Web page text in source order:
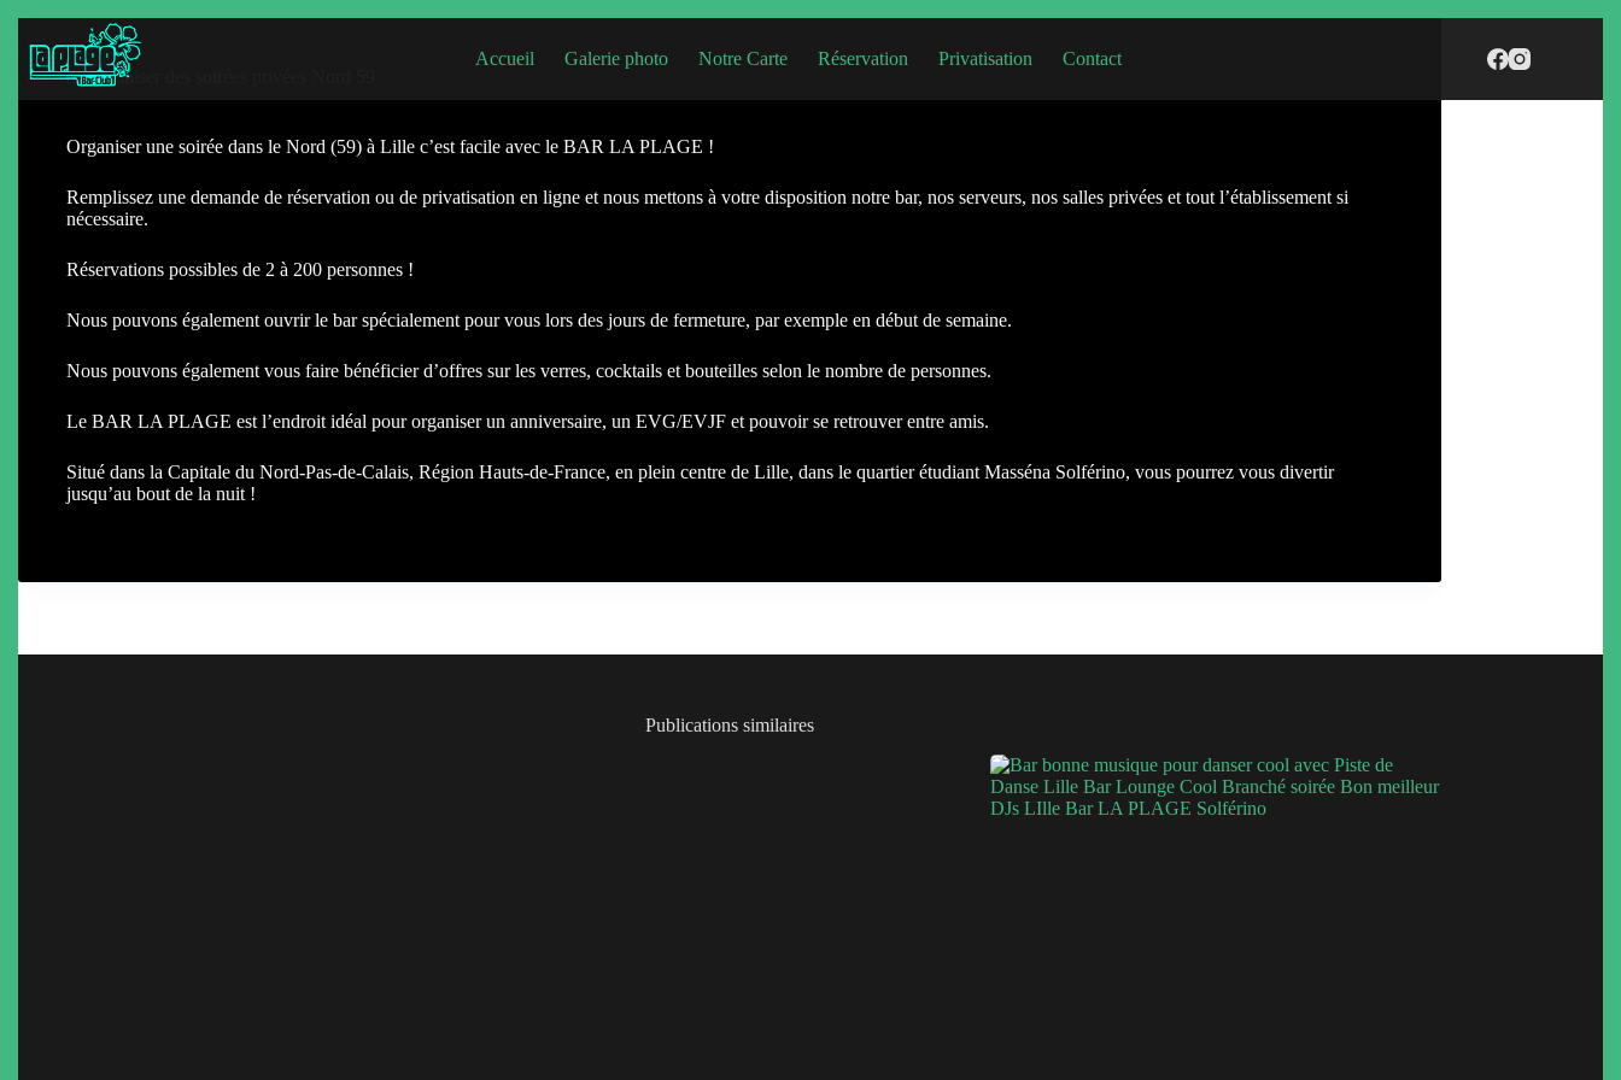
Accueil Galerie photo Notre Carte Réservation Privatisation
Contact
ou organiser des soirées privées Nord 59
Organiser une soirée dans le Nord (59) à Lille c’est facile avec le BAR LA PLAGE !
Remplissez une demande de réservation ou de privatisation en ligne et nous mettons à votre disposition notre bar, nos serveurs, nos salles privées et tout l’établissement si
nécessaire.
Réservations possibles de 2 à 200 personnes !
Nous pouvons également ouvrir le bar spécialement pour vous lors des jours de fermeture, par exemple en début de semaine.
Nous pouvons également vous faire bénéficier d’offres sur les verres, cocktails et bouteilles selon le nombre de personnes.
Le BAR LA PLAGE est l’endroit idéal pour organiser un anniversaire, un EVG/EVJF et pouvoir se retrouver entre amis.
Situé dans la Capitale du Nord-Pas-de-Calais, Région Hauts-de-France, en plein centre de Lille, dans le quartier étudiant Masséna Solférino, vous pourrez vous divertir
jusqu’au bout de la nuit !
Publications similaires